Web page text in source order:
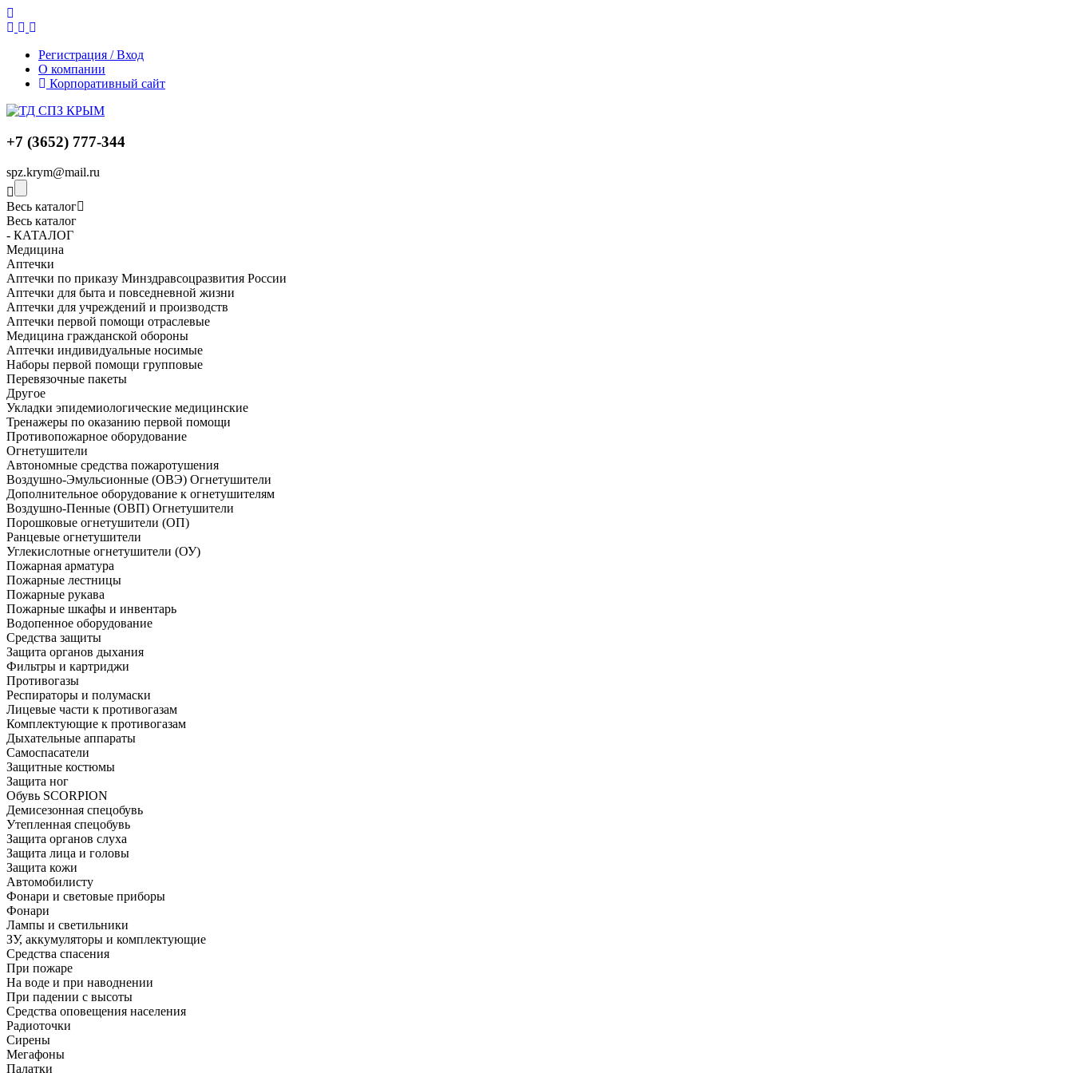
Регистрация / Вход
О компании
Корпоративный сайт
+7 (3652) 777-344
spz.krym@mail.ru
Весь каталог
Весь каталог
- КАТАЛОГ
Медицина
Аптечки
Аптечки по приказу Минздравсоцразвития России
Аптечки для быта и повседневной жизни
Аптечки для учреждений и производств
Аптечки первой помощи отраслевые
Медицина гражданской обороны
Аптечки индивидуальные носимые
Наборы первой помощи групповые
Перевязочные пакеты
Другое
Укладки эпидемиологические медицинские
Тренажеры по оказанию первой помощи
Противопожарное оборудование
Огнетушители
Автономные средства пожаротушения
Воздушно-Эмульсионные (ОВЭ) Огнетушители
Дополнительное оборудование к огнетушителям
Воздушно-Пенные (ОВП) Огнетушители
Порошковые огнетушители (ОП)
Ранцевые огнетушители
Углекислотные огнетушители (ОУ)
Пожарная арматура
Пожарные лестницы
Пожарные рукава
Пожарные шкафы и инвентарь
Водопенное оборудование
Средства защиты
Защита органов дыхания
Фильтры и картриджи
Противогазы
Респираторы и полумаски
Лицевые части к противогазам
Комплектующие к противогазам
Дыхательные аппараты
Самоспасатели
Защитные костюмы
Защита ног
Обувь SCORPION
Демисезонная спецобувь
Утепленная спецобувь
Защита органов слуха
Защита лица и головы
Защита кожи
Автомобилисту
Фонари и световые приборы
Фонари
Лампы и светильники
ЗУ, аккумуляторы и комплектующие
Средства спасения
При пожаре
На воде и при наводнении
При падении с высоты
Средства оповещения населения
Радиоточки
Сирены
Мегафоны
Палатки